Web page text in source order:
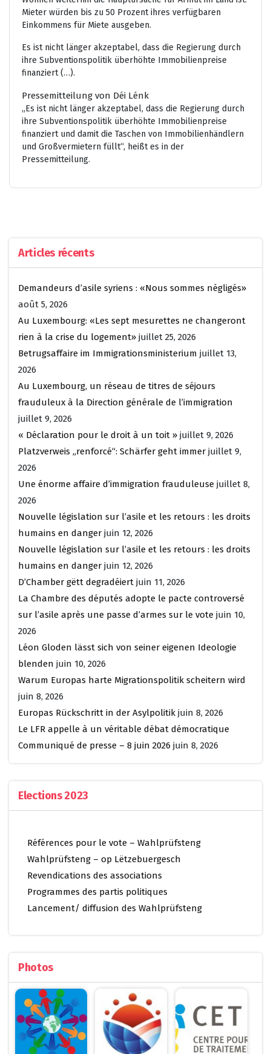
Mieter würden bis zu 50 Prozent ihres verfügbaren
Einkommens für Miete ausgeben.
Es ist nicht länger akzeptabel, dass die Regierung durch
ihre Subventionspolitik überhöhte Immobilienpreise
finanziert (…).
Pressemitteilung von Déi Lénk
„Es ist nicht länger akzeptabel, dass die Regierung durch
ihre Subventionspolitik überhöhte Immobilienpreise
finanziert und damit die Taschen von Immobilienhändlern
und Großvermietern füllt“, heißt es in der
Pressemitteilung.
Articles récents
Demandeurs d’asile syriens : «Nous sommes négligés»
août 5, 2026
Au Luxembourg: «Les sept mesurettes ne changeront
rien à la crise du logement» juillet 25, 2026
Betrugsaffaire im Immigrationsministerium juillet 13,
2026
Au Luxembourg, un réseau de titres de séjours
frauduleux à la Direction générale de l’immigration
juillet 9, 2026
« Déclaration pour le droit à un toit » juillet 9, 2026
Platzverweis „renforcé“: Schärfer geht immer juillet 9,
2026
Une énorme affaire d’immigration frauduleuse juillet 8,
2026
Nouvelle législation sur l’asile et les retours : les droits
humains en danger juin 12, 2026
Nouvelle législation sur l’asile et les retours : les droits
humains en danger juin 12, 2026
D’Chamber gëtt degradéiert juin 11, 2026
La Chambre des députés adopte le pacte controversé
sur l’asile après une passe d’armes sur le vote juin 10,
2026
Léon Gloden lässt sich von seiner eigenen Ideologie
blenden juin 10, 2026
Warum Europas harte Migrationspolitik scheitern wird
juin 8, 2026
Europas Rückschritt in der Asylpolitik juin 8, 2026
Le LFR appelle à un véritable débat démocratique
Communiqué de presse – 8 juin 2026 juin 8, 2026
Elections 2023
Références pour le vote – Wahlprüfsteng
Wahlprüfsteng – op Lëtzebuergesch
Revendications des associations
Programmes des partis politiques
Lancement/ diffusion des Wahlprüfsteng
Photos